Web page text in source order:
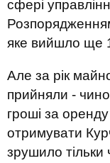
сфері
яке вийшло ще
Але за рік
прийняли -
гроші за
отримувати
зрушило тільки